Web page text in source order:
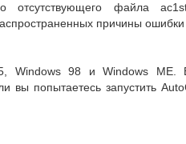
отсутствующего файла
причины
Windows 98 и Windows ME.
вы попытаетесь запустить